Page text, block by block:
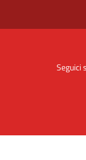
Seguici